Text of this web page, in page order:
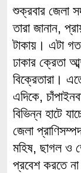
শুক্রবার জেলা
তারা জানান,
টাকায়। এটা
ঢাকার ক্রেতা
বিক্রেতারা।
এদিকে,
বিভিন্ন হাটে
জেলা
মহিষ, ছাগল ও
প্রবেশ করতে